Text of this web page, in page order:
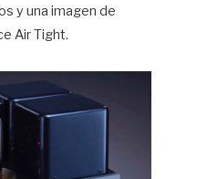
y una imagen de
Air Tight.